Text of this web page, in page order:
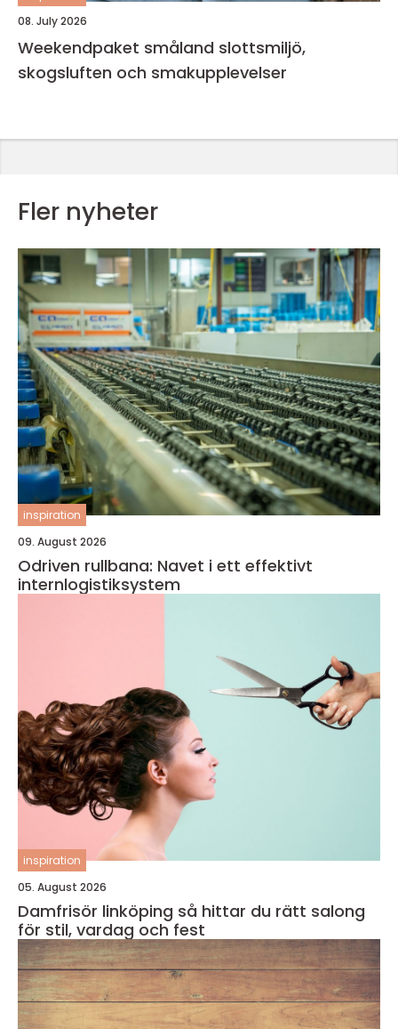
08. July 2026
Weekendpaket småland slottsmiljö,
skogsluften och smakupplevelser
Fler nyheter
inspiration
09. August 2026
Odriven rullbana: Navet i ett effektivt
internlogistiksystem
inspiration
05. August 2026
Damfrisör linköping så hittar du rätt salong
för stil, vardag och fest